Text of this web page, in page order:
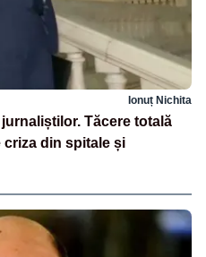
Ionuț Nichita
Tăcere totală
din spitale și